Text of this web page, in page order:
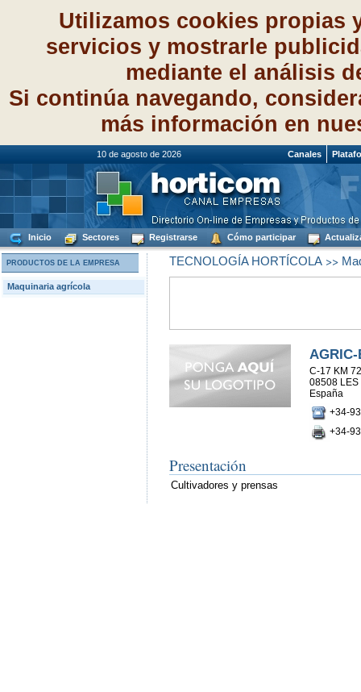
Utilizamos cookies propias
servicios y mostrarle
mediante el análisis
Si continúa navegando,
más información en
10 de agosto de 2026 Canales
Inicio Sectores Registrarse Cómo participar
PRODUCTOS DE LA EMPRESA
Maquinaria agrícola
TECNOLOGÍA HORTÍCOLA>>
C-17 KM
08508 LES
España
+34-
+34-
Presentación
Cultivadores y prensas